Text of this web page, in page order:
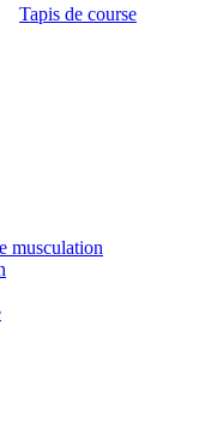
Tapis de course
musculation